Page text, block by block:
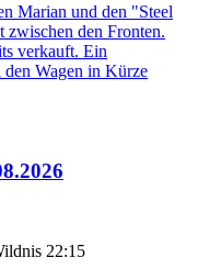
Marian und den "Steel
den Fronten.
verkauft. Ein
Wagen in Kürze
22:15